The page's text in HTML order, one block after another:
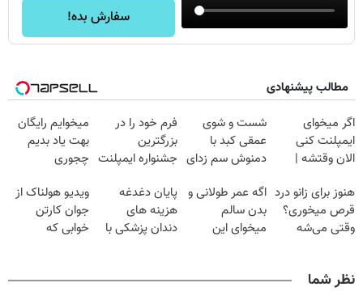
سفارش بده!
مطالب پیشنهادی
اگر میخوای
ایمپلنت کنی
الان وقتشه |
میلیون تومان!!!
شست و شوی
عمقی کبد با
دمنوش سم زدای
فرم خود را در
بزرگترین
جشنواره ایمپلنت
فقط ۲۵ میلیون
میخوایم رایگان
بهت یاد بدیم
چجوری
نداری امتحانش
مجانیه
هنوز برای زانو درد
قرص میخوری؟
وقتی می‌شه
اگه عمر طولانی و
بدن سالم
میخوای این
پایان دغدغه
هزینه های
دندان پزشکی با
ویدیو هولناک از
جوان کارتن
خوابی که
نظر شما